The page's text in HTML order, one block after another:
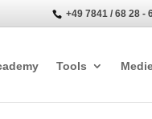
+49 7841 / 68 28 -
Tools